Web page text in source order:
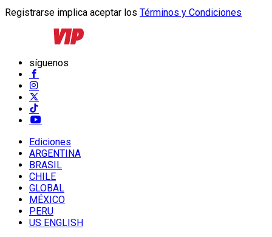
Registrarse implica aceptar los Términos y Condiciones
síguenos
Ediciones
ARGENTINA
BRASIL
CHILE
GLOBAL
MÉXICO
PERU
US ENGLISH